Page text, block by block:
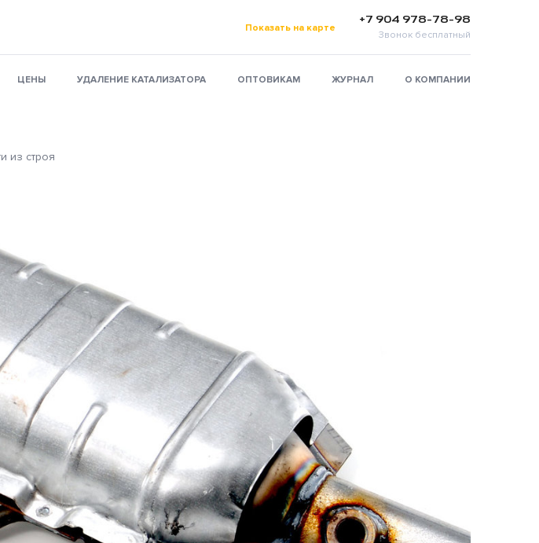
Показать на карте
+7 904 978-78-98
Звонок бесплатный
ЦЕНЫ УДАЛЕНИЕ КАТАЛИЗАТОРА ОПТОВИКАМ ЖУРНАЛ О КОМПАНИИ
из строя